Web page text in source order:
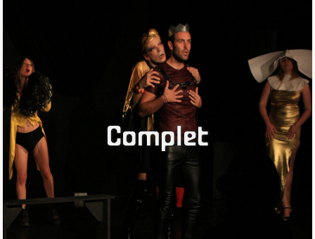
Complet